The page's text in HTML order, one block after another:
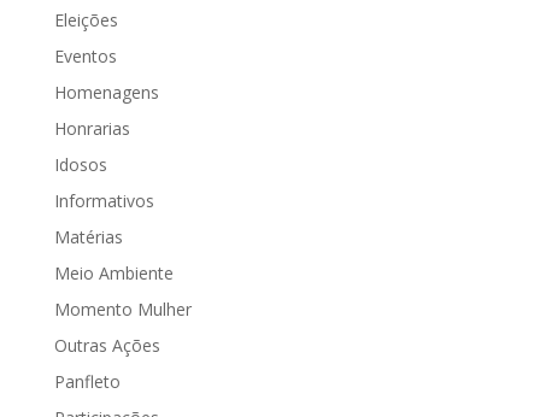
Eleições
Eventos
Homenagens
Honrarias
Idosos
Informativos
Matérias
Meio Ambiente
Momento Mulher
Outras Ações
Panfleto